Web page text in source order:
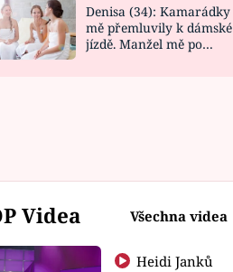
Denisa (34): Kamarádky
mě přemluvily k dámské
jízdě. Manžel mě po
Videa Všechna videa
Heidi Janků